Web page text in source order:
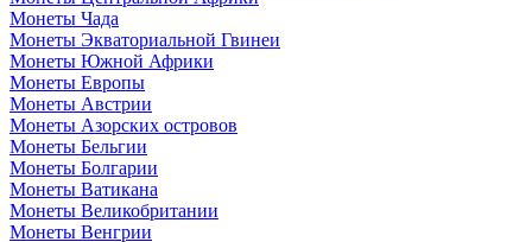
Монеты Чада
Монеты Экваториальной Гвинеи
Монеты Южной Африки
Монеты Европы
Монеты Австрии
Монеты Азорских островов
Монеты Бельгии
Монеты Болгарии
Монеты Ватикана
Монеты Великобритании
Монеты Венгрии